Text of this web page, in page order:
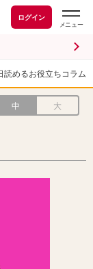
ログイン
読めるお役立ちコラム
中 大